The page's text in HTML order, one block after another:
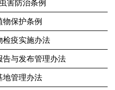
害防治条例
物保护条例
检疫实施办法
告与发布管理办法
地管理办法